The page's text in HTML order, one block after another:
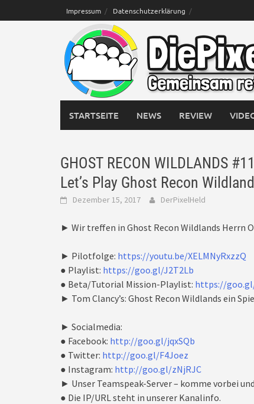
to
Impressum Datenschutzerklärung
STARTSEITE NEWS REVIEW
GHOST RECON WILDLANDS
Let’s Play Ghost Recon
Dezember 15, 2017 DerPixelHeld
► Wir treffen in Ghost Recon Wildlands Herrn
► Pilotfolge: https://youtu.be/XELMNyRxzzQ
● Playlist: https://goo.gl/J2T2Lb
● Beta/Tutorial Mission-Playlist: https://
► Tom Clancy’s: Ghost Recon Wildlands ein
► Socialmedia:
● Facebook: http://goo.gl/jqxSQb
● Twitter: http://goo.gl/F4Joez
● Instagram: http://goo.gl/zNjRJC
► Unser Teamspeak-Server – komme vorbei
● Die IP/URL steht in unserer Kanalinfo.